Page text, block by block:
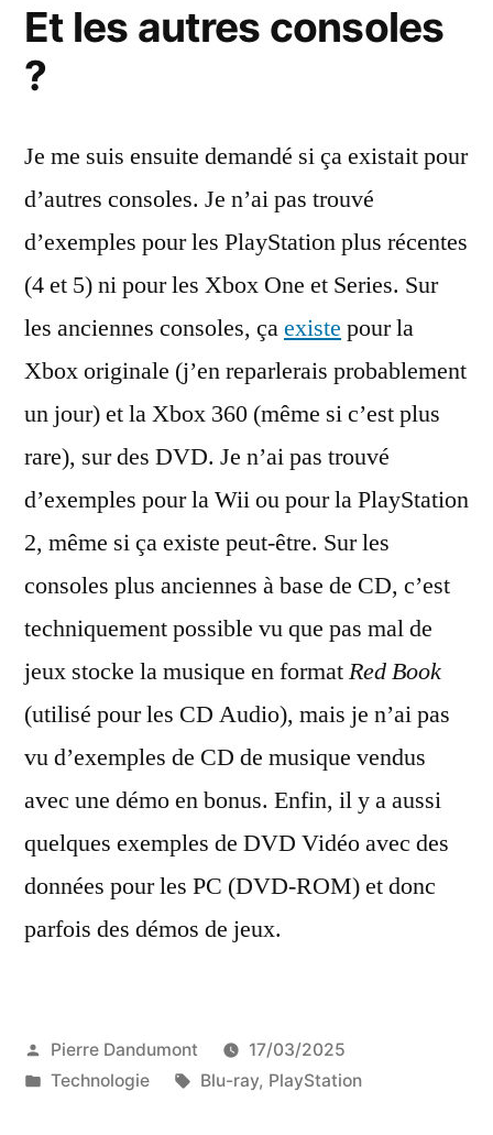
Et les autres consoles
?
Je me suis ensuite demandé si ça existait pour
d’autres consoles. Je n’ai pas trouvé
d’exemples pour les PlayStation plus récentes
(4 et 5) ni pour les Xbox One et Series. Sur
les anciennes consoles, çaexiste pour la
Xbox originale (j’en reparlerais probablement
un jour) et la Xbox 360 (même si c’est plus
rare), sur des DVD. Je n’ai pas trouvé
d’exemples pour la Wii ou pour la PlayStation
2, même si ça existe peut-être. Sur les
consoles plus anciennes à base de CD, c’est
techniquement possible vu que pas mal de
jeux stocke la musique en formatRed Book
(utilisé pour les CD Audio), mais je n’ai pas
vu d’exemples de CD de musique vendus
avec une démo en bonus. Enfin, il y a aussi
quelques exemples de DVD Vidéo avec des
données pour les PC (DVD-ROM) et donc
parfois des démos de jeux.
Publié
par
Pierre Dandumont
17/03/2025
Publié
Technologie Étiquettes :
Blu-ray, PlayStation